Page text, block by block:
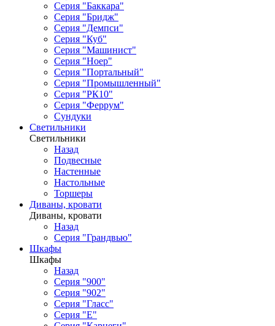
Серия "Баккара"
Серия "Бридж"
Серия "Демпси"
Серия "Куб"
Серия "Машинист"
Серия "Ноер"
Серия "Портальный"
Серия "Промышленный"
Серия "РК10"
Серия "Феррум"
Сундуки
Светильники
Светильники
Назад
Подвесные
Настенные
Настольные
Торшеры
Диваны, кровати
Диваны, кровати
Назад
Серия "Грандвью"
Шкафы
Шкафы
Назад
Серия "900"
Серия "902"
Серия "Гласс"
Серия "Е"